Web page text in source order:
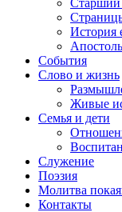
религиозная
организация
Библейская
веры
евангельской
Слово"
Екатеринбурга
Старший
История
События
Слово и жизнь
Живые
Семья и дети
Служение
Поэзия
Молитва
Контакты